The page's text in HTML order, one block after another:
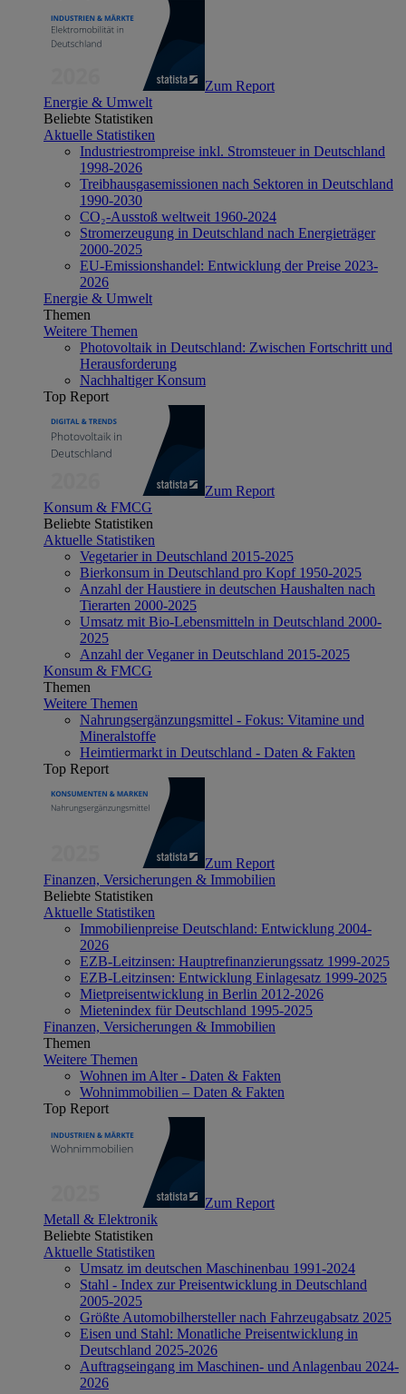
Zum Report
Energie & Umwelt
Beliebte Statistiken
Aktuelle Statistiken
Industriestrompreise inkl. Stromsteuer in Deutschland
1998-2026
Treibhausgasemissionen nach Sektoren in Deutschland
1990-2030
CO₂-Ausstoß weltweit 1960-2024
Stromerzeugung in Deutschland nach Energieträger
2000-2025
EU-Emissionshandel: Entwicklung der Preise 2023-
2026
Energie & Umwelt
Themen
Weitere Themen
Photovoltaik in Deutschland: Zwischen Fortschritt und
Herausforderung
Nachhaltiger Konsum
Top Report
Zum Report
Konsum & FMCG
Beliebte Statistiken
Aktuelle Statistiken
Vegetarier in Deutschland 2015-2025
Bierkonsum in Deutschland pro Kopf 1950-2025
Anzahl der Haustiere in deutschen Haushalten nach
Tierarten 2000-2025
Umsatz mit Bio-Lebensmitteln in Deutschland 2000-
2025
Anzahl der Veganer in Deutschland 2015-2025
Konsum & FMCG
Themen
Weitere Themen
Nahrungsergänzungsmittel - Fokus: Vitamine und
Mineralstoffe
Heimtiermarkt in Deutschland - Daten & Fakten
Top Report
Zum Report
Finanzen, Versicherungen & Immobilien
Beliebte Statistiken
Aktuelle Statistiken
Immobilienpreise Deutschland: Entwicklung 2004-
2026
EZB-Leitzinsen: Hauptrefinanzierungssatz 1999-2025
EZB-Leitzinsen: Entwicklung Einlagesatz 1999-2025
Mietpreisentwicklung in Berlin 2012-2026
Mietenindex für Deutschland 1995-2025
Finanzen, Versicherungen & Immobilien
Themen
Weitere Themen
Wohnen im Alter - Daten & Fakten
Wohnimmobilien – Daten & Fakten
Top Report
Zum Report
Metall & Elektronik
Beliebte Statistiken
Aktuelle Statistiken
Umsatz im deutschen Maschinenbau 1991-2024
Stahl - Index zur Preisentwicklung in Deutschland
2005-2025
Größte Automobilhersteller nach Fahrzeugabsatz 2025
Eisen und Stahl: Monatliche Preisentwicklung in
Deutschland 2025-2026
Auftragseingang im Maschinen- und Anlagenbau 2024-
2026